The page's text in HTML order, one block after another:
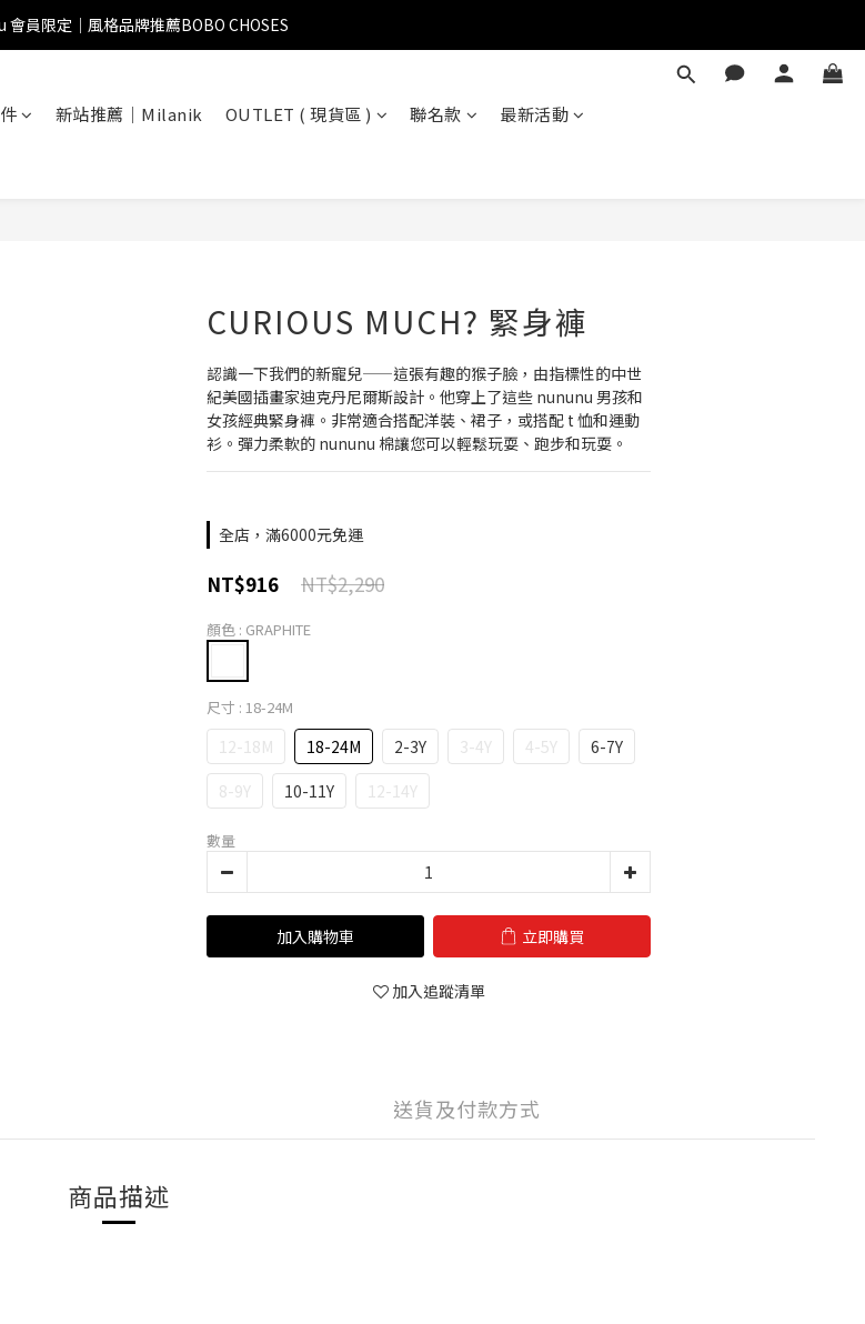
會員限定｜風格品牌推薦BOBO CHOSES
新站推薦｜Milanik OUTLET ( 現貨區 ) 聯名款
最新活動
CURIOUS MUCH? 緊身褲
認識一下我們的新寵兒——這張有趣的猴子臉，由指標性的中世
紀美國插畫家迪克丹尼爾斯設計。他穿上了這些 nununu 男孩和
女孩經典緊身褲。非常適合搭配洋裝、裙子，或搭配 t 恤和運動
衫。彈力柔軟的 nununu 棉讓您可以輕鬆玩耍、跑步和玩耍。
全店，滿6000元免運
NT$2,290
NT$916
顏色 : GRAPHITE
尺寸 : 18-24M
12-18M 18-24M 2-3Y 3-4Y 4-5Y
6-7Y
8-9Y
10-11Y 12-14Y
數量
加入購物車 立即購買
加入追蹤清單
送貨及付款方式
商品描述